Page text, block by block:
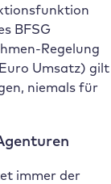
BFSG
Regelung
Umsatz) gilt
niemals für
immer der